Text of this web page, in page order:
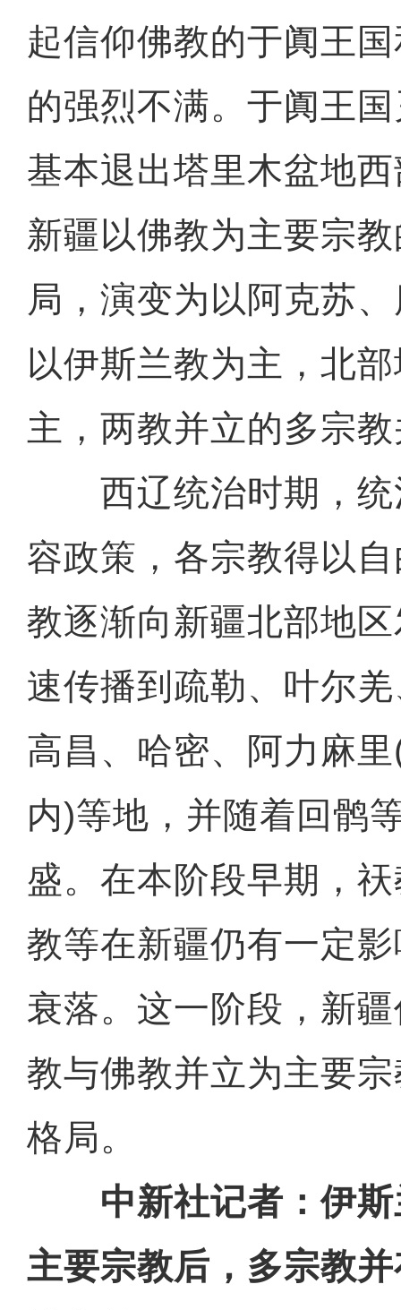
起信仰佛教的于阗王
的强烈不满。于阗王
基本退出塔里木盆地
新疆以佛教为主要宗
局，演变为以阿克苏
以伊斯兰教为主，北
主，两教并立的多宗
西辽统治时期，统
容政策，各宗教得以
教逐渐向新疆北部地
速传播到疏勒、叶尔
高昌、哈密、阿力麻
内)等地，并随着回鹘
盛。在本阶段早期，
教等在新疆仍有一定
衰落。这一阶段，新
教与佛教并立为主要
格局。
中新社记者：伊
主要宗教后，多宗教